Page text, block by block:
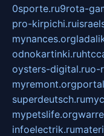
0sporte.ru9rota-
pro-kirpichi.ru
mynances.org
odnokartinki.ru
oysters-digital.ruo-
myremont.org
superdeutsch.ru
mypetslife.org
infoelectrik.ru